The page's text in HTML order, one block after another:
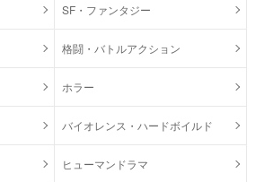
SF・ファンタジー
格闘・バトルアクション
ホラー
バイオレンス・ハードボイルド
ヒューマンドラマ